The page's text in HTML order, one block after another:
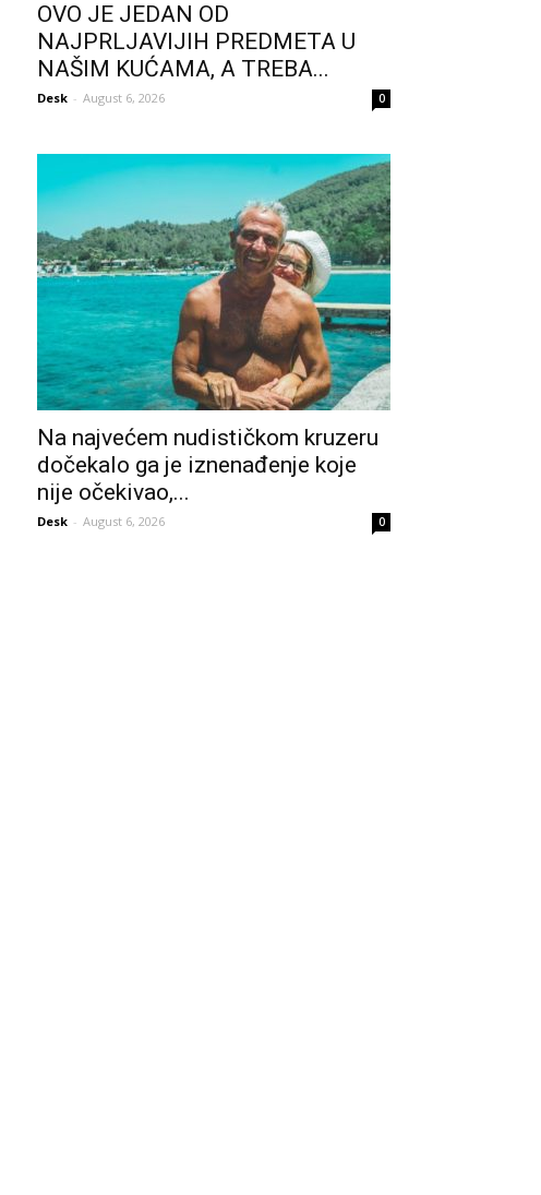
OVO JE JEDAN OD
NAJPRLJAVIJIH PREDMETA U
NAŠIM KUĆAMA, A TREBA...
Desk - August 6, 2026 0
Na najvećem nudističkom kruzeru
dočekalo ga je iznenađenje koje
nije očekivao,...
Desk - August 6, 2026 0